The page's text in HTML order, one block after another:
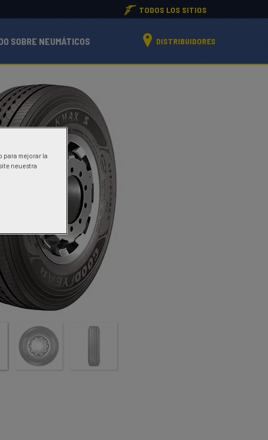
TODOS LOS SITIOS
SOBRE NEUMÁTICOS DISTRIBUIDORES
para mejorar la
neuestra